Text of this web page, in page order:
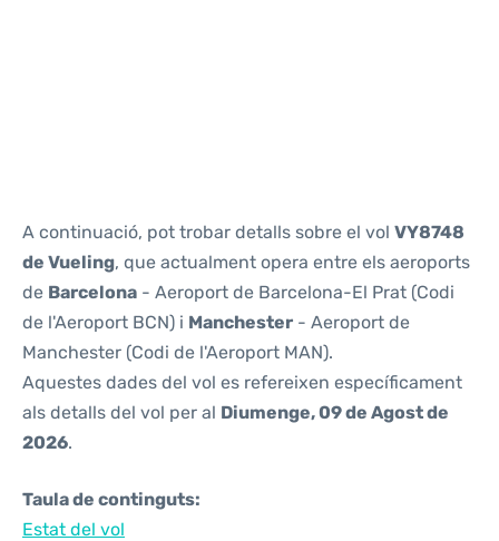
A continuació, pot trobar detalls sobre el vol VY8748
de Vueling, que actualment opera entre els aeroports
de Barcelona - Aeroport de Barcelona-El Prat (Codi
de l'Aeroport BCN) i Manchester - Aeroport de
Manchester (Codi de l'Aeroport MAN).
Aquestes dades del vol es refereixen específicament
als detalls del vol per al Diumenge, 09 de Agost de
2026.
Taula de continguts:
Estat del vol